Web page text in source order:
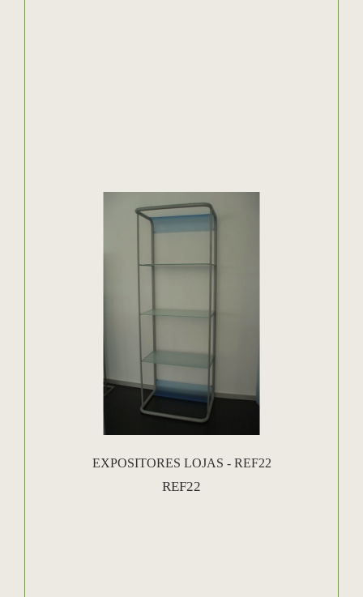
EXPOSITORES LOJAS - REF22
REF22